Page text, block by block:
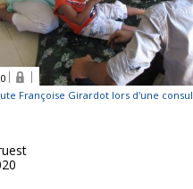
0
Françoise Girardot lors d'une